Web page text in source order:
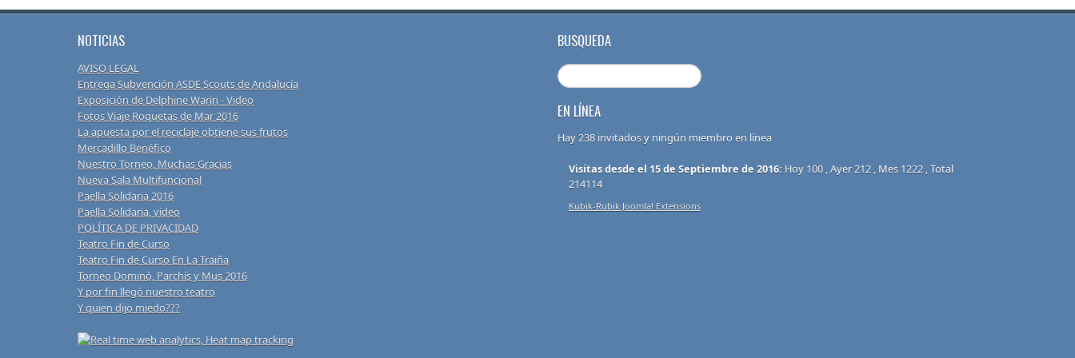
NOTICIAS
AVISO LEGAL
Entrega Subvención ASDE Scouts de Andalucía
Exposición de Delphine Warin - Video
Fotos Viaje Roquetas de Mar 2016
La apuesta por el reciclaje obtiene sus frutos
Mercadillo Benéfico
Nuestro Torneo, Muchas Gracias
Nueva Sala Multifuncional
Paella Solidaria 2016
Paella Solidaria, vídeo
POLÍTICA DE PRIVACIDAD
Teatro Fin de Curso
Teatro Fin de Curso En La Traiña
Torneo Dominó, Parchís y Mus 2016
Y por fin llegó nuestro teatro
Y quien dijo miedo???
BUSQUEDA
EN LÍNEA
Hay 238 invitados y ningún miembro en línea
Visitas desde el 15 de Septiembre de 2016: Hoy 100 , Ayer 212 , Mes 1222 , Total
214114
Kubik-Rubik Joomla! Extensions